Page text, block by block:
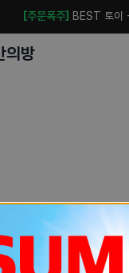
[주문폭주] BEST 토이
의방